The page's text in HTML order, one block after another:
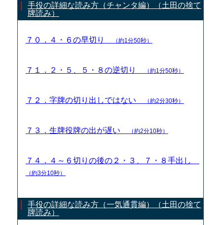
手役の詳細な読み方（チャンタ編）（土田の捨て
牌読み）
７０．４・６の早切り （約1分50秒）
７１．２・５、５・８の逆切り （約1分50秒）
７２．字牌の切り出しではない （約2分30秒）
７３．生牌役牌の出が遅い （約2分10秒）
７４．４～６切りの後の２・３、７・８手出し
（約3分10秒）
手役の詳細な読み方（一気通貫編）（土田の捨て
牌読み）